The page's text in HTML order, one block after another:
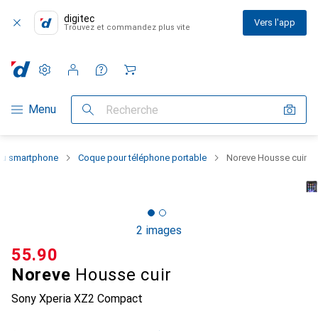
digitec
Trouvez et commandez plus vite Vers l'app
Navigation par catégorie
Menu Recherche
Paramètres
Compte client
Listes de comparaison
Listes d'envies
Panier
smartphone Coque pour téléphone portable Noreve Housse cuir
2 images
Noreve Housse cuir
Sony Xperia XZ2 Compact
CHF
55.90